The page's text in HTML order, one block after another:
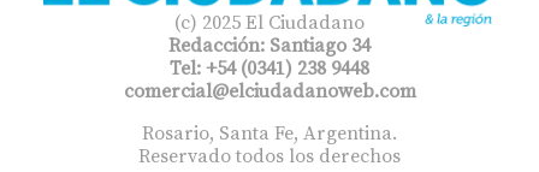
(c) 2025 El Ciudadano
Redacción: Santiago 34
Tel: +54 (0341) 238 9448
comercial@elciudadanoweb.com​
Rosario, Santa Fe, Argentina.
Reservado todos los derechos